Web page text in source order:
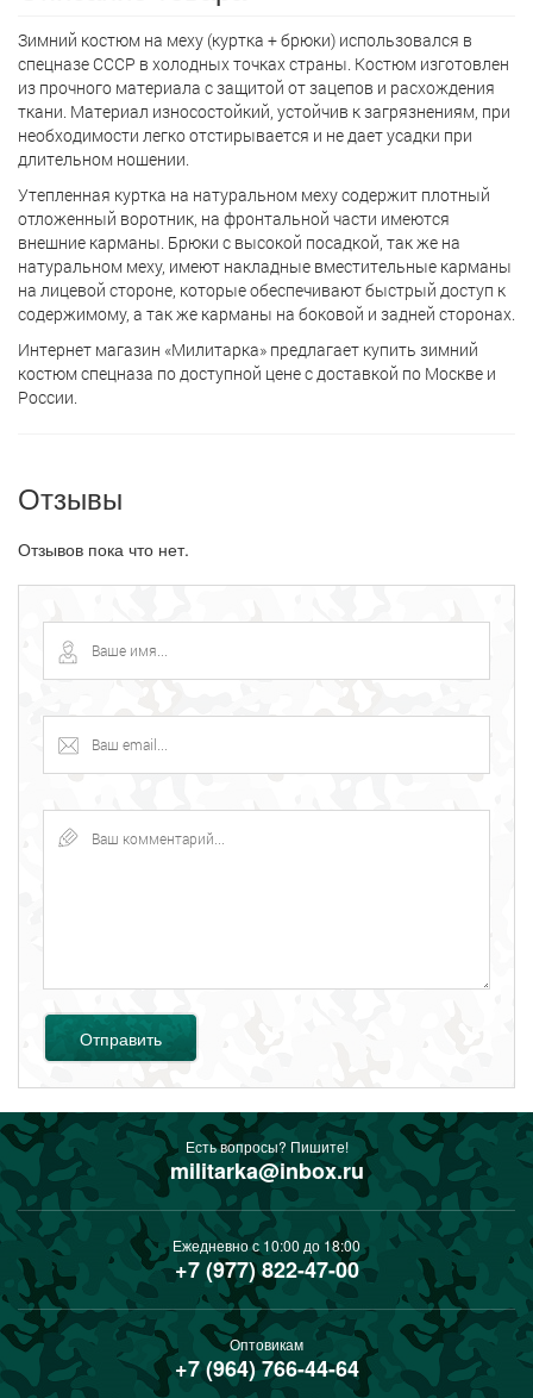
Зимний костюм на меху (куртка + брюки) использовался в
спецназе СССР в холодных точках страны. Костюм изготовлен
из прочного материала с защитой от зацепов и расхождения
ткани. Материал износостойкий, устойчив к загрязнениям, при
необходимости легко отстирывается и не дает усадки при
длительном ношении.
Утепленная куртка на натуральном меху содержит плотный
отложенный воротник, на фронтальной части имеются
внешние карманы. Брюки с высокой посадкой, так же на
натуральном меху, имеют накладные вместительные карманы
на лицевой стороне, которые обеспечивают быстрый доступ к
содержимому, а так же карманы на боковой и задней сторонах.
Интернет магазин «Милитарка» предлагает кyпить зимний
костюм спецназа по доступной цене с доставкой по Москве и
России.
Отзывы
Отзывов пока что нет.
Отправить
Есть вопросы? Пишите!
militarka@inbox.ru
Ежедневно с 10:00 до 18:00
+7 (977) 822-47-00
Оптовикам
+7 (964) 766-44-64